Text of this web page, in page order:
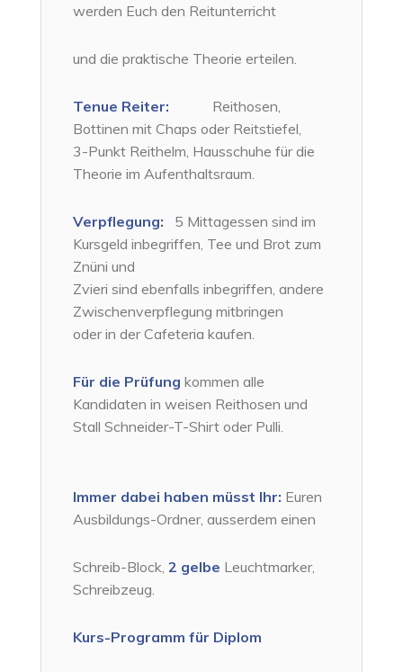
werden Euch den Reitunterricht
und die praktische Theorie erteilen.
Tenue Reiter: Reithosen,
Bottinen mit Chaps oder Reitstiefel,
3-Punkt Reithelm, Hausschuhe für die
Theorie im Aufenthaltsraum.
Verpflegung: 5 Mittagessen sind im
Kursgeld inbegriffen, Tee und Brot zum
Znüni und
Zvieri sind ebenfalls inbegriffen, andere
Zwischenverpflegung mitbringen
oder in der Cafeteria kaufen.
Für die Prüfung kommen alle
Kandidaten in weisen Reithosen und
Stall Schneider-T-Shirt oder Pulli.
Immer dabei haben müsst Ihr: Euren
Ausbildungs-Ordner, ausserdem einen
Schreib-Block, 2 gelbe Leuchtmarker,
Schreibzeug.
Kurs-Programm für Diplom